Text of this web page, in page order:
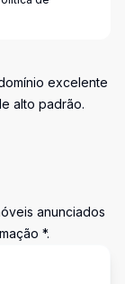
excelente
alto padrão.
anunciados
*.